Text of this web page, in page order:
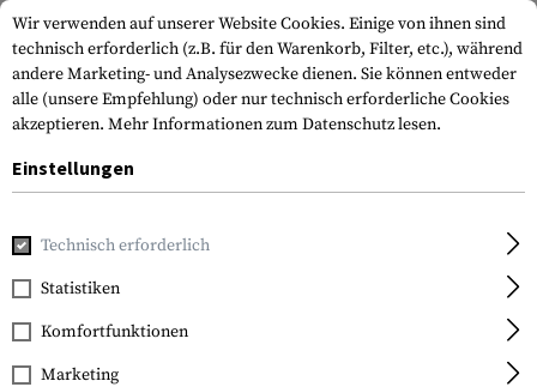
Home Tactical Gear
Warrior
Direct Action Single
Pistol Mag Pouch 9mm
Wir verwenden auf unserer Website Cookies. Einige von ihnen sind
technisch erforderlich (z.B. für den Warenkorb, Filter, etc.), während
andere Marketing- und Analysezwecke dienen. Sie können entweder
alle (unsere Empfehlung) oder nur technisch erforderliche Cookies
akzeptieren. Mehr Informationen zum Datenschutz lesen.
Einstellungen
Technisch erforderlich
Statistiken
Komfortfunktionen
Marketing